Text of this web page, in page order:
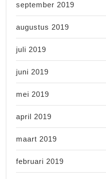
september 2019
augustus 2019
juli 2019
juni 2019
mei 2019
april 2019
maart 2019
februari 2019